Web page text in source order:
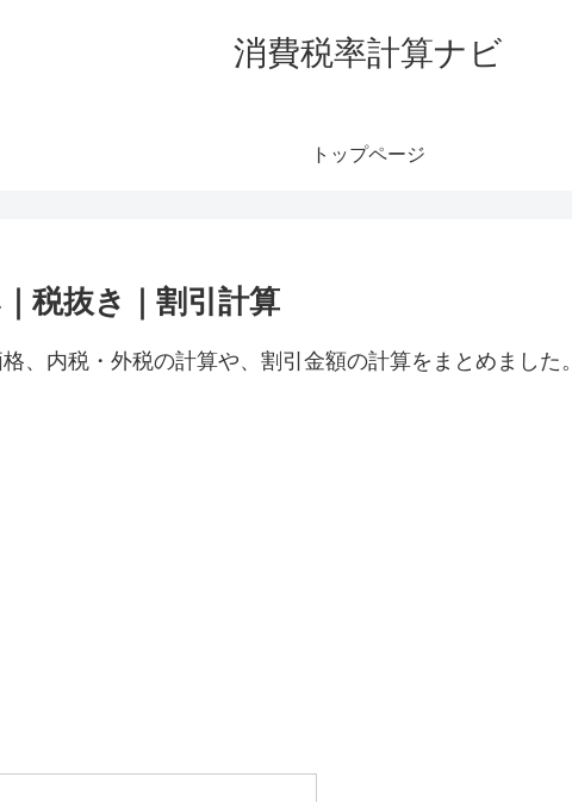
消費税率計算ナビ
トップページ
税抜き｜割引計算
、内税・外税の計算や、割引金額の計算をまとめました。